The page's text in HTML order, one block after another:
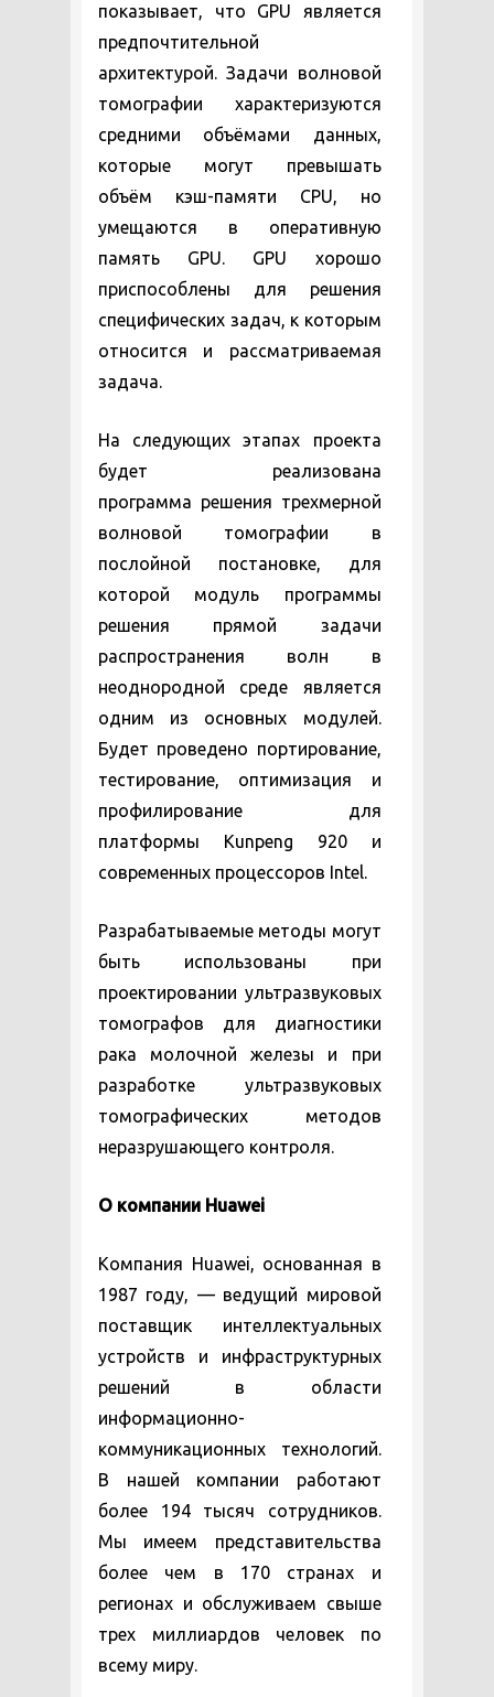
показывает, что GPU является
предпочтительной
архитектурой. Задачи волновой
томографии характеризуются
средними объёмами данных,
которые могут превышать
объём кэш-памяти CPU, но
умещаются в оперативную
память GPU. GPU хорошо
приспособлены для решения
специфических задач, к которым
относится и рассматриваемая
задача.
На следующих этапах проекта
будет реализована
программа решения трехмерной
волновой томографии в
послойной постановке, для
которой модуль программы
решения прямой задачи
распространения волн в
неоднородной среде является
одним из основных модулей.
Будет проведено портирование,
тестирование, оптимизация и
профилирование для
платформы Kunpeng 920 и
современных процессоров Intel.
Разрабатываемые методы могут
быть использованы при
проектировании ультразвуковых
томографов для диагностики
рака молочной железы и при
разработке ультразвуковых
томографических методов
неразрушающего контроля.
О компании Huawei
Компания Huawei, основанная в
1987 году, — ведущий мировой
поставщик интеллектуальных
устройств и инфраструктурных
решений в области
информационно-
коммуникационных технологий.
В нашей компании работают
более 194 тысяч сотрудников.
Мы имеем представительства
более чем в 170 странах и
регионах и обслуживаем свыше
трех миллиардов человек по
всему миру.